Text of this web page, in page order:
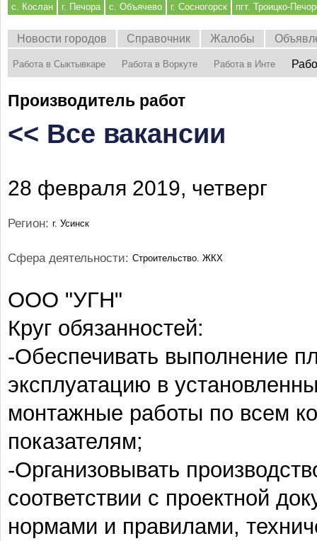
с. Кослан
г. Печора с. Объячево г. Сосногорск пгт. Троицко-
Новости городов Справочник Жалобы
Работа в Сыктывкаре Работа в Воркуте Работа в Инте
Производитель работ
<< Все вакансии
28 февраля 2019, четверг
Регион: г. Усинск
Сфера деятельности: Строительство. ЖКХ
ООО "УГН"
Круг обязанностей:
-Обеспечивать выполнение
эксплуатацию в
монтажные работы по всем
показателям;
-Организовывать
соответствии с проектной
нормами и правилами,